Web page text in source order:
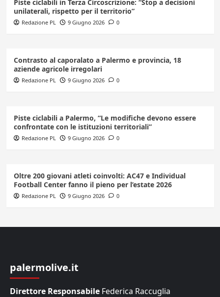
Piste ciclabili in Terza Circoscrizione: “Stop a decisioni
unilaterali, rispetto per il territorio”
Redazione PL 9 Giugno 2026 0
Contrasto al caporalato a Palermo e provincia, 18
aziende agricole irregolari
Redazione PL 9 Giugno 2026 0
Piste ciclabili a Palermo, “Le modifiche devono essere
confrontate con le istituzioni territoriali”
Redazione PL 9 Giugno 2026 0
Oltre 200 giovani atleti coinvolti: AC47 e Individual
Football Center fanno il pieno per l’estate 2026
Redazione PL 9 Giugno 2026 0
palermolive.it
Direttore Responsabile Federica Raccuglia